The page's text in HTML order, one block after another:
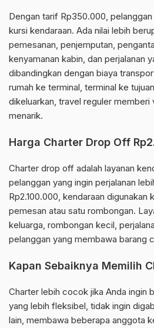
Dengan tarif Rp350.000,
kursi kendaraan. Ada nilai lebih
pemesanan, penjemputan,
kenyamanan kabin, dan perjalanan
dibandingkan dengan biaya
rumah ke terminal, terminal ke
dikeluarkan, travel reguler memberi
menarik.
Harga Charter Drop Off
Charter drop off adalah layanan
pelanggan yang ingin perjalanan
Rp2.100.000, kendaraan digunakan
pemesan atau satu rombongan.
keluarga, rombongan kecil,
pelanggan yang membawa barang
Kapan Sebaiknya Memilih
Charter lebih cocok jika Anda ingin
yang lebih fleksibel, tidak ingin
lain, membawa beberapa anggota